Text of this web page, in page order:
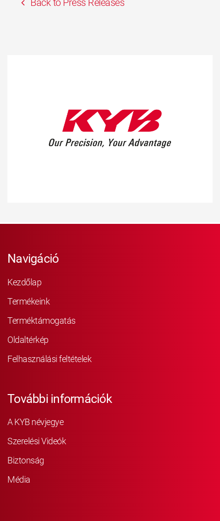
Back to Press Releases
Navigáció
Kezdőlap
Termékeink
Terméktámogatás
Oldaltérkép
Felhasználási feltételek
További információk
A KYB névjegye
Szerelési Videók
Biztonság
Média